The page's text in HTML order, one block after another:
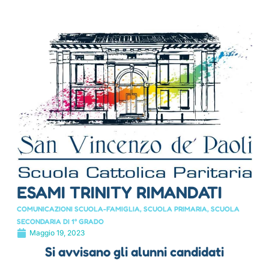
ESAMI TRINITY RIMANDATI
COMUNICAZIONI SCUOLA-FAMIGLIA, SCUOLA PRIMARIA, SCUOLA
SECONDARIA DI 1° GRADO
Maggio 19, 2023
Si avvisano gli alunni candidati